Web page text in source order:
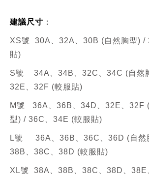
建議尺寸 ：
XS號 30A、 32A、 30B (自然胸型) /
貼)
S號 34A、 34B、 32C、34C (自然
32E、32F (較服貼)
M號 36A、36B、34D、32E、32F
型) / 36C、 34E (較服貼)
L號 36A、36B、36C、36D (自然
38B、38C、38D (較服貼)
XL號 38A、 38B、 38C、 38D、 38E